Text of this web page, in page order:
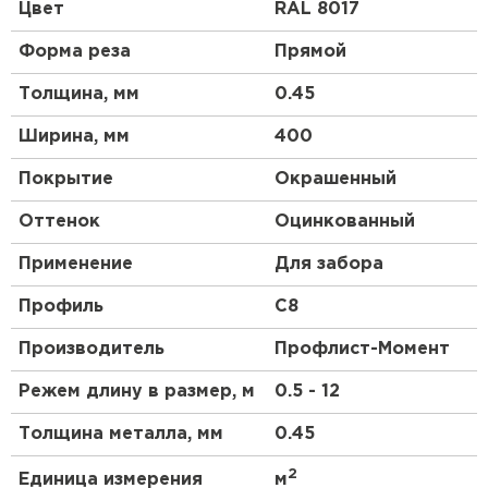
напоминающей букву "С". Нестандартная ширина
отличные от традиционных. Традиционно,
профнастил С8 имеет стандартную ширину, но
инновации в строительной индустрии позволяют
производителям создавать материалы с
нестандартными размерами, чтобы удовлетворить
разнообразные потребности строительных
проектов.
Преимущества профлиста С8 с
нестандартной шириной
Увеличенная прочность и надежность;
Широкие возможности дизайна;
Эффективность монтажа;
Улучшенная изоляция.
Цвет RAL 8017
Форма реза Прямой
Толщина, мм 0.45
Ширина, мм 400
Покрытие Окрашенный
Оттенок Оцинкованный
Применение Для забора
Профиль C8
Производитель Профлист-Момент
Режем длину в размер, м 0.5 - 12
Толщина металла, мм 0.45
Единица измерения м2